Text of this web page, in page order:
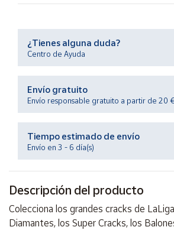
Ayuda
Centro
de ayuda
Contacto
Mapa de
vendedores
Hazte
¿Tienes alguna duda?
Centro de Ayuda
Envío gratuito
Envío responsable gratuito a partir de 20
Tiempo estimado de envío
Envío en 3 - 6 día(s)
Descripción del producto
Colecciona los grandes cracks de
Diamantes, los Super Cracks, los